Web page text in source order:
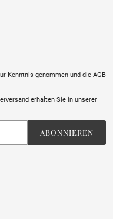
Kenntnis genommen und die AGB
erhalten Sie in unserer
ABONNIEREN